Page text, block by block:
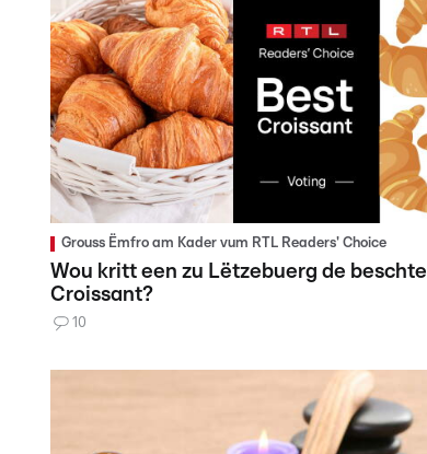
Grouss Ëmfro am Kader vum RTL Readers' Choice
Wou kritt een zu Lëtzebuerg de beschte
Croissant?
10